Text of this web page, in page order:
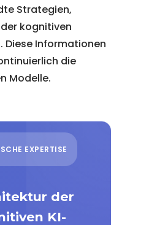
Strategien,
kognitiven
Diese Informationen
die
Modelle.
EXPERTISE
der
KI-